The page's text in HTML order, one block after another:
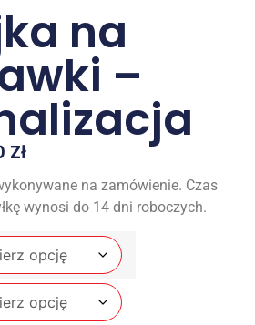
na
–
Zł
na zamówienie. Czas
wynosi do 14 dni roboczych.